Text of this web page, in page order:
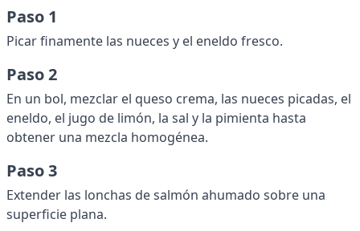
Paso 1
Picar finamente las nueces y el eneldo fresco.
Paso 2
En un bol, mezclar el queso crema, las nueces picadas, el
eneldo, el jugo de limón, la sal y la pimienta hasta
obtener una mezcla homogénea.
Paso 3
Extender las lonchas de salmón ahumado sobre una
superficie plana.